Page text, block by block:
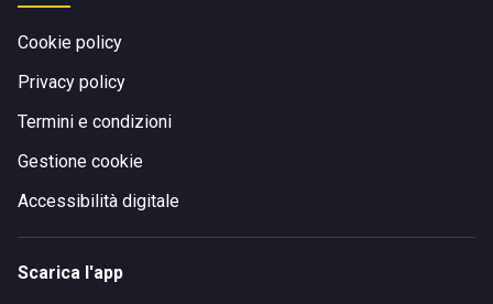
Cookie policy
Privacy policy
Termini e condizioni
Gestione cookie
Accessibilità digitale
Scarica l'app